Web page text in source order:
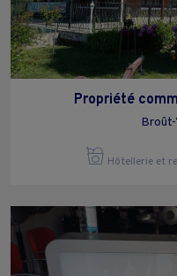
Propriété
Hôtellerie et